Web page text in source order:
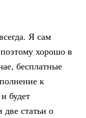
Я сам
хорошо в
бесплатные
к
будет
статьи о